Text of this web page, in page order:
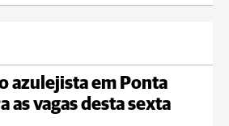
azulejista em Ponta
as vagas desta sexta